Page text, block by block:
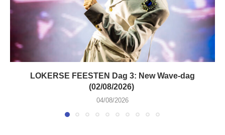
LOKERSE FEESTEN Dag 3: New Wave-dag
(02/08/2026)
04/08/2026